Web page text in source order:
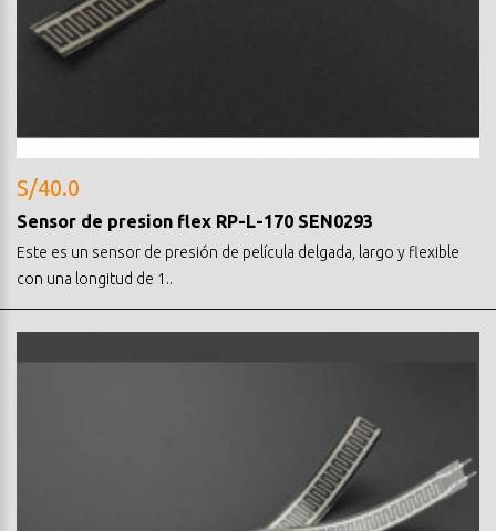
S/40.0
Sensor de presion flex RP-L-170 SEN0293
Este es un sensor de presión de película delgada, largo y flexible
con una longitud de 1..